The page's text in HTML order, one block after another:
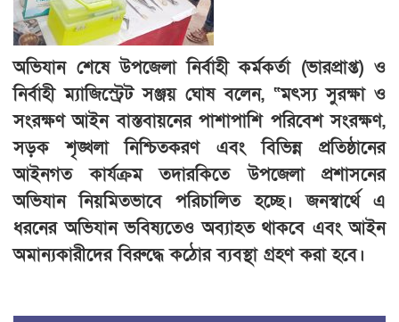
অভিযান শেষে উপজেলা নির্বাহী কর্মকর্তা (ভারপ্রাপ্ত) ও
নির্বাহী ম্যাজিস্ট্রেট সঞ্জয় ঘোষ বলেন, “মৎস্য সুরক্ষা ও
সংরক্ষণ আইন বাস্তবায়নের পাশাপাশি পরিবেশ সংরক্ষণ,
সড়ক শৃঙ্খলা নিশ্চিতকরণ এবং বিভিন্ন প্রতিষ্ঠানের
আইনগত কার্যক্রম তদারকিতে উপজেলা প্রশাসনের
অভিযান নিয়মিতভাবে পরিচালিত হচ্ছে। জনস্বার্থে এ
ধরনের অভিযান ভবিষ্যতেও অব্যাহত থাকবে এবং আইন
অমান্যকারীদের বিরুদ্ধে কঠোর ব্যবস্থা গ্রহণ করা হবে।